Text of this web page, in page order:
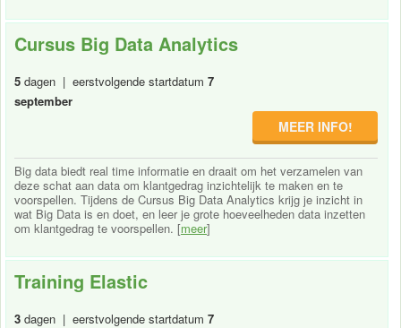
Cursus Big Data Analytics
5 dagen | eerstvolgende startdatum 7
september
MEER INFO!
Big data biedt real time informatie en draait om het verzamelen van
deze schat aan data om klantgedrag inzichtelijk te maken en te
voorspellen. Tijdens de Cursus Big Data Analytics krijg je inzicht in
wat Big Data is en doet, en leer je grote hoeveelheden data inzetten
om klantgedrag te voorspellen. [meer]
Training Elastic
3 dagen | eerstvolgende startdatum 7